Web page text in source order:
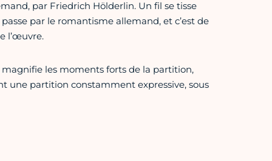
par Friedrich Hölderlin. Un fil se tisse
par le romantisme allemand, et c’est de
l’œuvre.
les moments forts de la partition,
une partition constamment expressive, sous